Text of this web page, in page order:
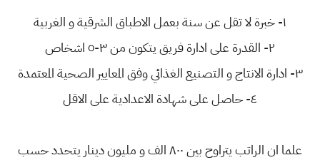
١- خبرة لا تقل عن سنة بعمل الاطباق الشرقية و الغربية
٢- القدرة على ادارة فريق يتكون من ٣-٥ اشخاص
٣- ادارة الانتاج و التصنيع الغذائي وفق المعايير الصحية المعتمدة
٤- حاصل على شهادة الاعدادية على الاقل
علما ان الراتب يتراوح بين ٨٠٠ الف و مليون دينار يتحدد حسب